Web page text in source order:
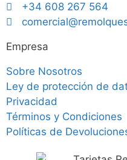
+34 608 267 564
Empresa
Sobre Nosotros
Ley de protección de
Privacidad
Términos y Condiciones
Políticas de